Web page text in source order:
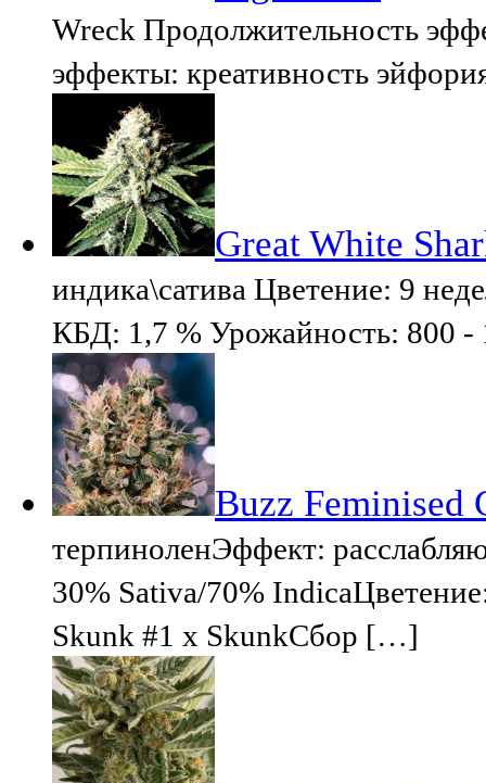
Wreck Продолжительность
эффекты: креативность
Great White
индика\сатива Цветение: 9
КБД: 1,7 % Урожайность: 800
Buzz Feminised
терпиноленЭффект:
30% Sativa/70%
Skunk #1 x SkunkСбор […]